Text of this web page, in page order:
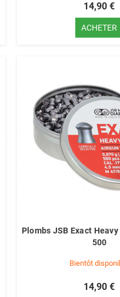
14,90 €
ACHETER
Plombs JSB Exact
500
Bientôt
14,90 €